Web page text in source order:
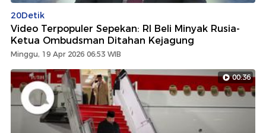
20Detik
Video Terpopuler Sepekan: RI Beli Minyak Rusia-
Ketua Ombudsman Ditahan Kejagung
Minggu, 19 Apr 2026 06:53 WIB
00:36